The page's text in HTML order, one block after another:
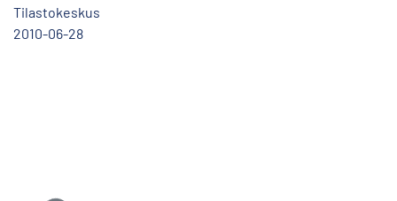
Tilastokeskus
2010-06-28